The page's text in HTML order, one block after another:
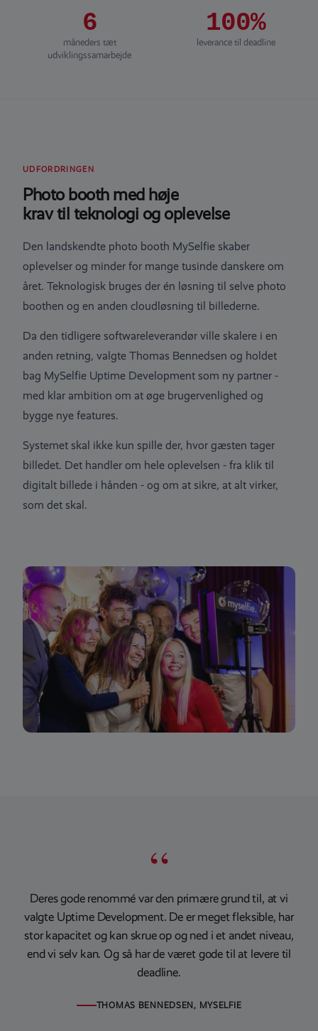
6
måneders tæt
udviklingssamarbejde
100%
leverance til deadline
UDFORDRINGEN
Photo booth med høje
krav til teknologi og oplevelse
Den landskendte photo booth MySelfie skaber
oplevelser og minder for mange tusinde danskere om
året. Teknologisk bruges der én løsning til selve photo
boothen og en anden cloudløsning til billederne.
Da den tidligere softwareleverandør ville skalere i en
anden retning, valgte Thomas Bennedsen og holdet
bag MySelfie Uptime Development som ny partner -
med klar ambition om at øge brugervenlighed og
bygge nye features.
Systemet skal ikke kun spille der, hvor gæsten tager
billedet. Det handler om hele oplevelsen - fra klik til
digitalt billede i hånden - og om at sikre, at alt virker,
som det skal.
“
Deres gode renommé var den primære grund til, at vi
valgte Uptime Development. De er meget fleksible, har
stor kapacitet og kan skrue op og ned i et andet niveau,
end vi selv kan. Og så har de været gode til at levere til
deadline.
THOMAS BENNEDSEN, MYSELFIE